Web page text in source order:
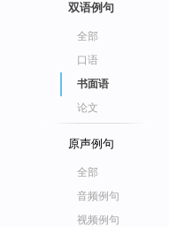
双语例句
全部
口语
书面语
论文
原声例句
全部
音频例句
视频例句